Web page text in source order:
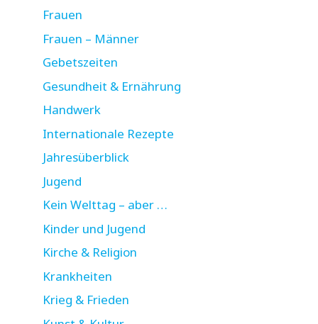
Frauen
Frauen – Männer
Gebetszeiten
Gesundheit & Ernährung
Handwerk
Internationale Rezepte
Jahresüberblick
Jugend
Kein Welttag – aber …
Kinder und Jugend
Kirche & Religion
Krankheiten
Krieg & Frieden